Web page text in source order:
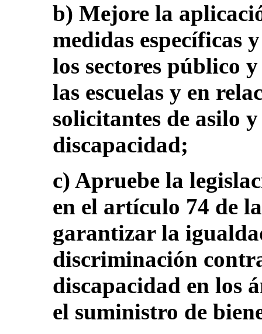
b) Mejore la
medidas específicas
los sectores público
las escuelas y en
solicitantes de asilo
discapacidad;
c) Apruebe la
en el artículo 74 de
garantizar la
discriminación
discapacidad en los
el suministro de